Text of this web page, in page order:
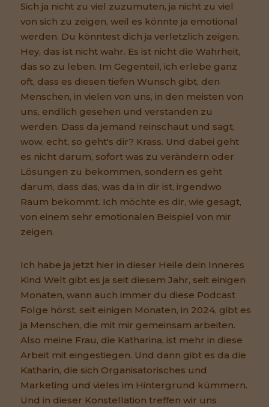
Sich ja nicht zu viel zuzumuten, ja nicht zu viel
von sich zu zeigen, weil es könnte ja emotional
werden. Du könntest dich ja verletzlich zeigen.
Hey, das ist nicht wahr. Es ist nicht die Wahrheit,
das so zu leben. Im Gegenteil, ich erlebe ganz
oft, dass es diesen tiefen Wunsch gibt, den
Menschen, in vielen von uns, in den meisten von
uns, endlich gesehen und verstanden zu
werden. Dass da jemand reinschaut und sagt,
wow, echt, so geht's dir? Krass. Und dabei geht
es nicht darum, sofort was zu verändern oder
Lösungen zu bekommen, sondern es geht
darum, dass das, was da in dir ist, irgendwo
Raum bekommt. Ich möchte es dir, wie gesagt,
von einem sehr emotionalen Beispiel von mir
zeigen.
Ich habe ja jetzt hier in dieser Heile dein Inneres
Kind Welt gibt es ja seit diesem Jahr, seit einigen
Monaten, wann auch immer du diese Podcast
Folge hörst, seit einigen Monaten, in 2024, gibt es
ja Menschen, die mit mir gemeinsam arbeiten.
Also meine Frau, die Katharina, ist mehr in diese
Arbeit mit eingestiegen. Und dann gibt es da die
Katharin, die sich Organisatorisches und
Marketing und vieles im Hintergrund kümmern.
Und in dieser Konstellation treffen wir uns